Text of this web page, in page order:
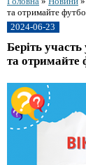
та отримайте
2024-06-23
Беріть
та отримайте